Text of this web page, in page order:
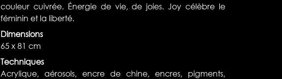
couleur cuivrée. Énergie de vie, de joies. Joy célèbre le
féminin et la liberté.
Dimensions
65 x 81 cm
Techniques
Acrylique, aérosols, encre de chine, encres, pigments,